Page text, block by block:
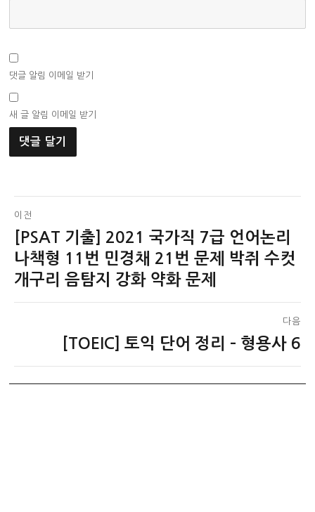
댓글 알림 이메일 받기
새 글 알림 이메일 받기
글
탐
색
이전
이
글:
[PSAT 기출] 2021 국가직 7급 언어논리
나책형 11번 민경채 21번 문제 박쥐 수컷
개구리 음탐지 강화 약화 문제
다음
글:
[TOEIC] 토익 단어 정리 – 형용사 6